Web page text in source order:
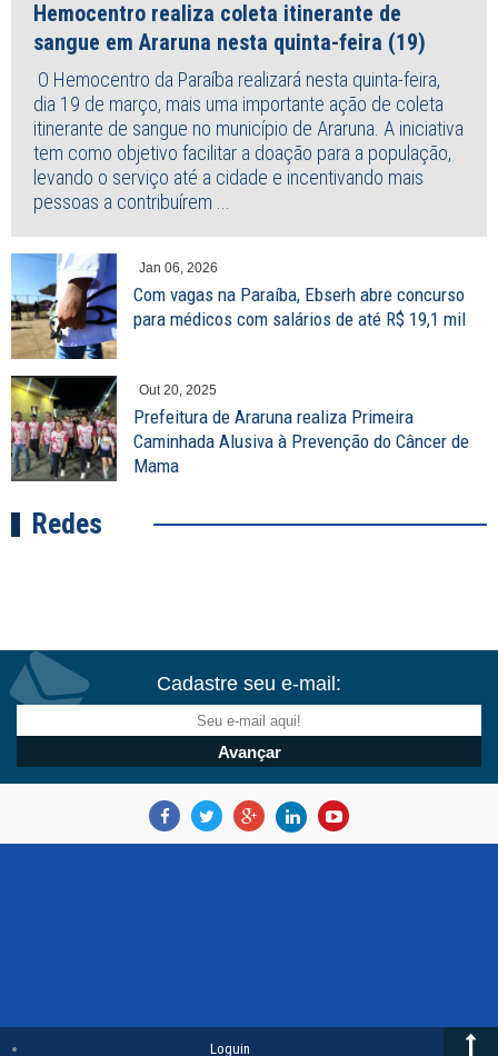
Hemocentro realiza coleta itinerante de
sangue em Araruna nesta quinta-feira (19)
O Hemocentro da Paraíba realizará nesta quinta-feira,
dia 19 de março, mais uma importante ação de coleta
itinerante de sangue no município de Araruna. A iniciativa
tem como objetivo facilitar a doação para a população,
levando o serviço até a cidade e incentivando mais
pessoas a contribuírem ...
Jan 06, 2026
Com vagas na Paraíba, Ebserh abre concurso
para médicos com salários de até R$ 19,1 mil
Out 20, 2025
Prefeitura de Araruna realiza Primeira
Caminhada Alusiva à Prevenção do Câncer de
Mama
Redes
Cadastre seu e-mail:
Loguin